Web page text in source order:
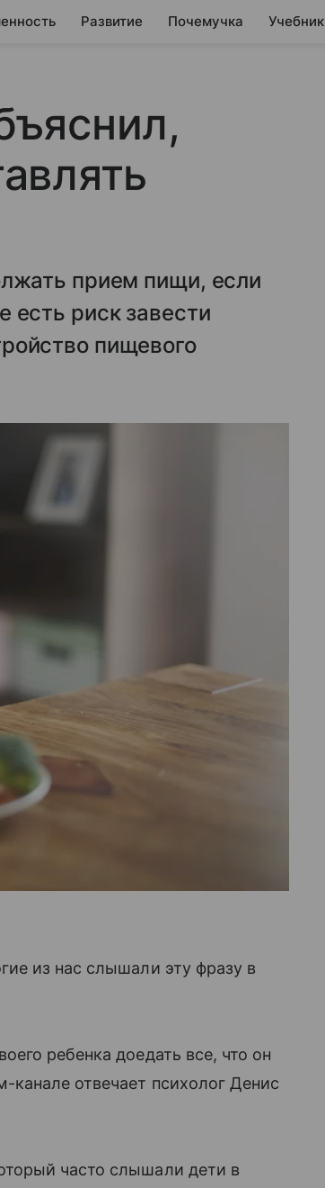
Развитие Почемучка Учебник
прием пищи, если
есть риск завести
пищевого
из нас слышали эту фразу в
ребенка доедать все, что он
канале отвечает психолог Денис
часто слышали дети в